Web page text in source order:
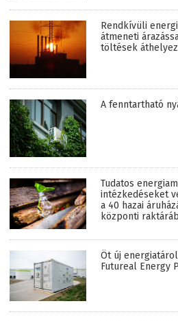
Rendkívüli
átmeneti
töltések
A fenntartható
Tudatos
intézkedéseket
a 40 hazai
központi
Öt új
Futureal Energy